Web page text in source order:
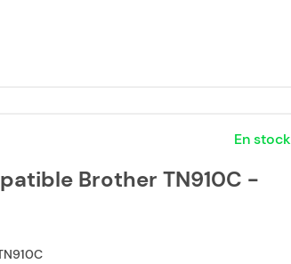
En stock
Brother TN910C -